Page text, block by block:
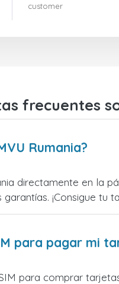
customer
frecuentes
Rumania?
directamente en la
¡Consigue tu
para pagar mi
para comprar